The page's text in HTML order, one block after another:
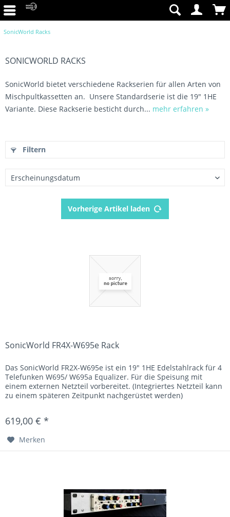
SonicWorld Racks
SONICWORLD RACKS
SonicWorld bietet verschiedene Rackserien für allen Arten von
Mischpultkassetten an. Unsere Standardserie ist die 19" 1HE
Variante. Diese Rackserie besticht durch... mehr erfahren »
Filtern
Vorherige Artikel laden
SonicWorld FR4X-W695e Rack
Das SonicWorld FR2X-W695e ist ein 19" 1HE Edelstahlrack für 4
Telefunken W695/ W695a Equalizer. Für die Speisung mit
einem externen Netzteil vorbereitet. (Integriertes Netzteil kann
zu einem späteren Zeitpunkt nachgerüstet werden)
619,00 € *
Merken